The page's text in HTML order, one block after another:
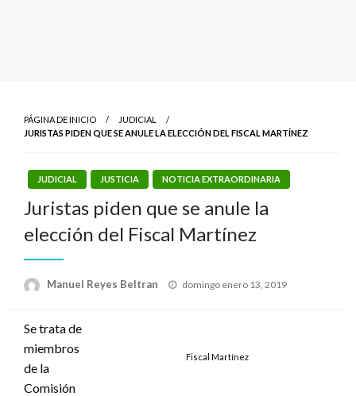
PÁGINA DE INICIO
JUDICIAL
JURISTAS PIDEN QUE SE ANULE LA ELECCIÓN DEL FISCAL MARTÍNEZ
JUDICIAL JUSTICIA NOTICIA EXTRAORDINARIA
Juristas piden que se anule la
elección del Fiscal Martínez
Manuel Reyes Beltran
Publicado
domingo enero 13, 2019
Fiscal Martínez
Se trata de
miembros
de la
Comisión